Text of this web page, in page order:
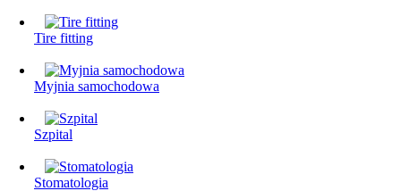
Tire fitting
Myjnia samochodowa
Szpital
Stomatologia